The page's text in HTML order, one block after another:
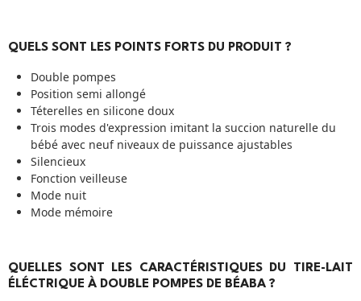
QUELS SONT LES POINTS FORTS DU PRODUIT ?
Double pompes
Position semi allongé
Téterelles en silicone doux
Trois modes d'expression imitant la succion naturelle du
bébé avec neuf niveaux de puissance ajustables
Silencieux
Fonction veilleuse
Mode nuit
Mode mémoire
QUELLES SONT LES CARACTÉRISTIQUES DU TIRE-LAIT
ÉLÉCTRIQUE À DOUBLE POMPES DE BÉABA ?